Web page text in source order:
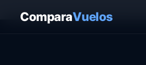
ComparaVuelos